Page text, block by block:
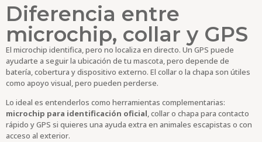
Diferencia entre
microchip, collar y GPS
El microchip identifica, pero no localiza en directo. Un GPS puede
ayudarte a seguir la ubicación de tu mascota, pero depende de
batería, cobertura y dispositivo externo. El collar o la chapa son útiles
como apoyo visual, pero pueden perderse.
Lo ideal es entenderlos como herramientas complementarias:
microchip para identificación oficial, collar o chapa para contacto
rápido y GPS si quieres una ayuda extra en animales escapistas o con
acceso al exterior.